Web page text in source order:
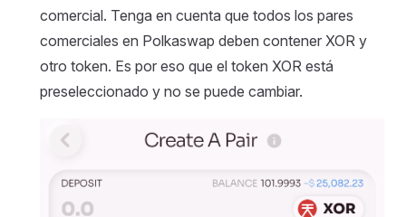
comercial. Tenga en cuenta que todos los pares
comerciales en Polkaswap deben contener XOR y
otro token. Es por eso que el token XOR está
preseleccionado y no se puede cambiar.